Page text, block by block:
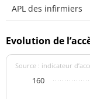
APL des infirmiers
Evolution de
Source : indicateur
160